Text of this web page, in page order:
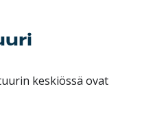
keskiössä ovat